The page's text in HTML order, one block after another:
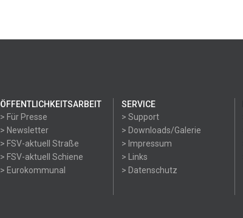
ÖFFENTLICHKEITSARBEIT
> Für Presse
> Newsletter
> FSV-aktuell Straße
> FSV-aktuell Schiene
> Eurokommunal
SERVICE
> Support
> Downloads/Galerie
> Impressum
> Links
> Datenschutz